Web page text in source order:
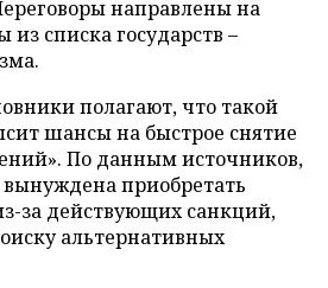
направлены на
списка государств –
полагают, что такой
шансы на быстрое снятие
По данным источников,
вынуждена приобретать
за действующих санкций,
альтернативных